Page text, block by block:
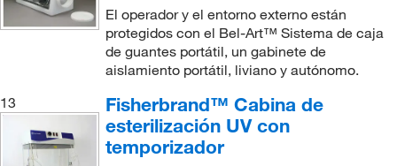
El operador y el entorno externo están
protegidos con el Bel-Art™ Sistema de caja
de guantes portátil, un gabinete de
aislamiento portátil, liviano y autónomo.
13
Fisherbrand™ Cabina de
esterilización UV con
temporizador